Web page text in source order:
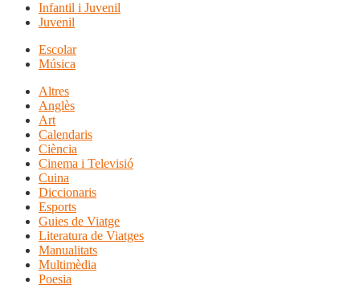
Infantil i Juvenil
Juvenil
Escolar
Música
Altres
Anglès
Art
Calendaris
Ciència
Cinema i Televisió
Cuina
Diccionaris
Esports
Guies de Viatge
Literatura de Viatges
Manualitats
Multimèdia
Poesia